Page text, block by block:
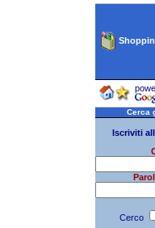
Cerca
Iscriviti
Cerco